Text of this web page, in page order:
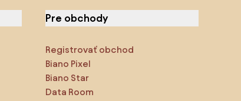
Pre obchody
Registrovať obchod
Biano Pixel
Biano Star
Data Room